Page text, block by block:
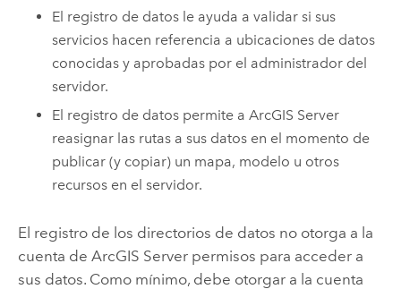
El registro de datos le ayuda a validar si sus
servicios hacen referencia a ubicaciones de datos
conocidas y aprobadas por el administrador del
servidor.
El registro de datos permite aArcGIS Server
reasignar las rutas a sus datos en el momento de
publicar (y copiar) un mapa, modelo u otros
recursos en el servidor.
El registro de los directorios de datos no otorga a la
cuenta de ArcGIS Serverpermisos para acceder a
sus datos. Como mínimo, debe otorgar a la cuenta